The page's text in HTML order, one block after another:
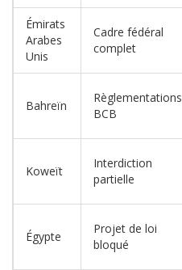
Émirats
Arabes
Unis
Cadre fédéral
complet
Bahreïn
Règlementations
BCB
Koweït
Interdiction
partielle
Égypte
Projet de loi
bloqué